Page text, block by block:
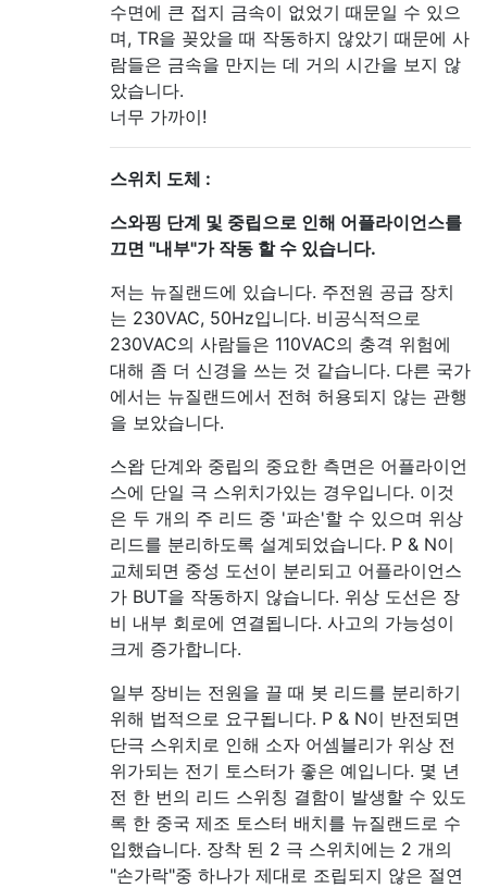
수면에 큰 접지 금속이 없었기 때문일 수 있으
며, TR을 꽂았을 때 작동하지 않았기 때문에 사
람들은 금속을 만지는 데 거의 시간을 보지 않
았습니다.
너무 가까이!
스위치 도체 :
스와핑 단계 및 중립으로 인해 어플라이언스를
끄면 "내부"가 작동 할 수 있습니다.
저는 뉴질랜드에 있습니다. 주전원 공급 장치
는 230VAC, 50Hz입니다. 비공식적으로
230VAC의 사람들은 110VAC의 충격 위험에
대해 좀 더 신경을 쓰는 것 같습니다. 다른 국가
에서는 뉴질랜드에서 전혀 허용되지 않는 관행
을 보았습니다.
스왑 단계와 중립의 중요한 측면은 어플라이언
스에 단일 극 스위치가있는 경우입니다. 이것
은 두 개의 주 리드 중 '파손'할 수 있으며 위상
리드를 분리하도록 설계되었습니다. P & N이
교체되면 중성 도선이 분리되고 어플라이언스
가 BUT을 작동하지 않습니다. 위상 도선은 장
비 내부 회로에 연결됩니다. 사고의 가능성이
크게 증가합니다.
일부 장비는 전원을 끌 때 봇 리드를 분리하기
위해 법적으로 요구됩니다. P & N이 반전되면
단극 스위치로 인해 소자 어셈블리가 위상 전
위가되는 전기 토스터가 좋은 예입니다. 몇 년
전 한 번의 리드 스위칭 결함이 발생할 수 있도
록 한 중국 제조 토스터 배치를 뉴질랜드로 수
입했습니다. 장착 된 2 극 스위치에는 2 개의
"손가락"중 하나가 제대로 조립되지 않은 절연